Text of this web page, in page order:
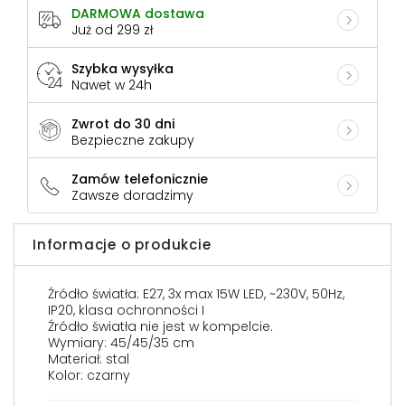
DARMOWA dostawa
Już od 299 zł
Szybka wysyłka
Nawet w 24h
Zwrot do 30 dni
Bezpieczne zakupy
Zamów telefonicznie
Zawsze doradzimy
Informacje o produkcie
Źródło światła: E27, 3x max 15W LED, ~230V, 50Hz,
IP20, klasa ochronności I
Źródło światła nie jest w kompelcie.
Wymiary: 45/45/35 cm
Materiał: stal
Kolor: czarny